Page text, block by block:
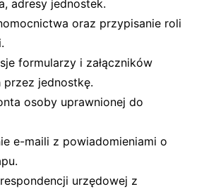
adresy jednostek.
oraz przypisanie roli
formularzy i załączników
przez jednostkę.
osoby uprawnionej do
e-maili z powiadomieniami o
urzędowej z